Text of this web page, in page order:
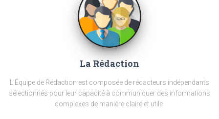
La Rédaction
L'Équipe de Rédaction est composée de rédacteurs indépendants
sélectionnés pour leur capacité à communiquer des informations
complexes de manière claire et utile.